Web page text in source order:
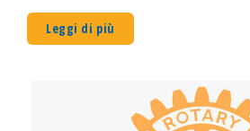
Leggi di più